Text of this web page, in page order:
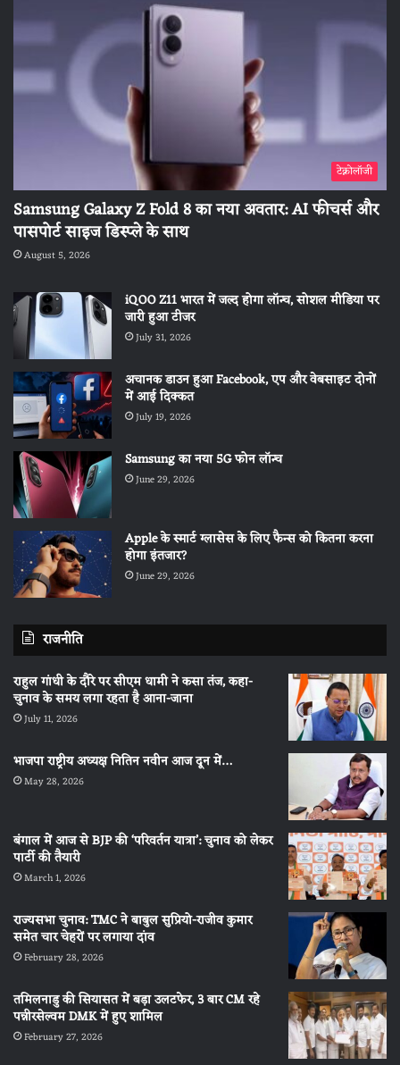
टेक्नोलॉजी
Samsung Galaxy Z Fold 8 का नया अवतार: AI फीचर्स और
पासपोर्ट साइज डिस्प्ले के साथ
August 5, 2026
iQOO Z11 भारत में जल्द होगा लॉन्च, सोशल मीडिया पर
जारी हुआ टीजर
July 31, 2026
अचानक डाउन हुआ Facebook, एप और वेबसाइट दोनों
में आई दिक्कत
July 19, 2026
Samsung का नया 5G फोन लॉन्च
June 29, 2026
Apple के स्मार्ट ग्लासेस के लिए फैन्स को कितना करना
होगा इंतजार?
June 29, 2026
राजनीति
राहुल गांधी के दौरे पर सीएम धामी ने कसा तंज, कहा-
चुनाव के समय लगा रहता है आना-जाना
July 11, 2026
भाजपा राष्ट्रीय अध्यक्ष नितिन नवीन आज दून में…
May 28, 2026
बंगाल में आज से BJP की ‘परिवर्तन यात्रा’: चुनाव को लेकर
पार्टी की तैयारी
March 1, 2026
राज्यसभा चुनाव: TMC ने बाबुल सुप्रियो-राजीव कुमार
समेत चार चेहरों पर लगाया दांव
February 28, 2026
तमिलनाडु की सियासत में बड़ा उलटफेर, 3 बार CM रहे
पन्नीरसेल्वम DMK में हुए शामिल
February 27, 2026